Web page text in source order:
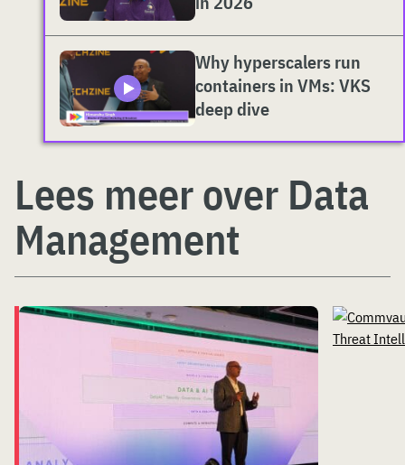
Why hyperscalers run
containers in VMs: VKS
deep dive
Lees meer over Data
Management